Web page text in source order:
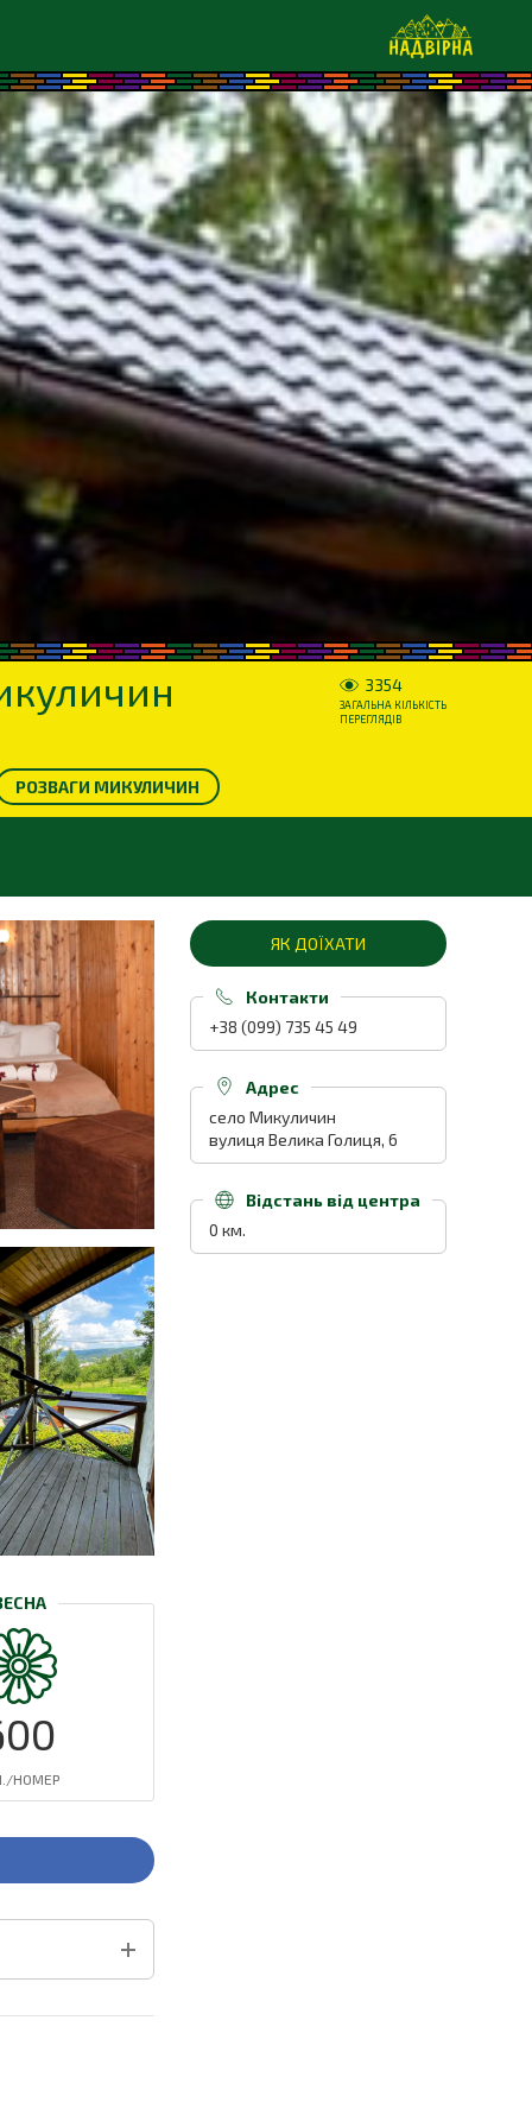
3354
ЗАГАЛЬНА КІЛЬКІСТЬ
ПЕРЕГЛЯДІВ
РОЗВАГИ МИКУЛИЧИН
НОМЕР
ЯК ДОЇХАТИ
Контакти
+38 (099) 735 45 49
Адрес
село Микуличин
вулиця Велика Голиця, 6
Відстань від центра
0 км.